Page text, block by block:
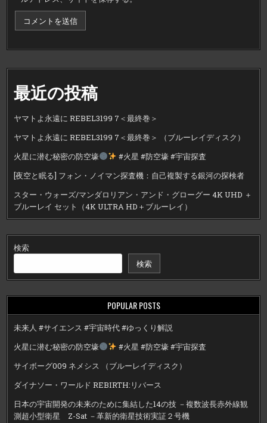
最近の投稿
ヤマトよ永遠に REBEL3199 7＜最終巻＞
ヤマトよ永遠に REBEL3199 7＜最終巻＞ （ブルーレイディスク）
火星に潜む秘密の防空壕
#火星 #防空壕 #宇宙探査
[夜空と眠る] フォン・ノイマン探査機：自己複製する銀河の探検者
スター・ウォーズ/マンダロリアン・アンド・グローグー 4K UHD ＋
ブルーレイ セット（4K ULTRA HD＋ブルーレイ）
検索
検索
POPULAR POSTS
未来人 #サイエンス #宇宙時代 #ゆっくり解説
火星に潜む秘密の防空壕
#火星 #防空壕 #宇宙探査
サイボーグ009 ネメシス （ブルーレイディスク）
ダイナソー・ワールド REBIRTH:リバース
日本の宇宙開発の未来のために集結した14の技 －複数波長赤外線観
測超小型衛星 Z-Sat －革新的衛星技術実証２号機